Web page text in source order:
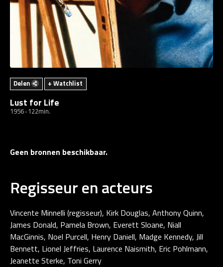
Delen + Watchlist
Lust for Life
1956 122min.
Geen bronnen beschikbaar.
Regisseur en acteurs
Vincente Minnelli (regisseur), Kirk Douglas, Anthony Quinn,
James Donald, Pamela Brown, Everett Sloane, Niall
MacGinnis, Noel Purcell, Henry Daniell, Madge Kennedy, Jill
Bennett, Lionel Jeffries, Laurence Naismith, Eric Pohlmann,
Jeanette Sterke, Toni Gerry